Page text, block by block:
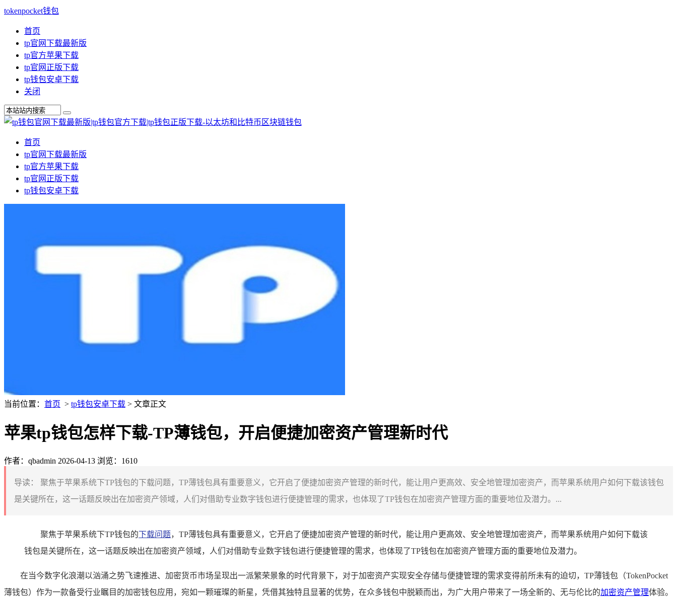
tokenpocket钱包
首页
tp官网下载最新版
tp官方苹果下载
tp官网正版下载
tp钱包安卓下载
关闭
首页
tp官网下载最新版
tp官方苹果下载
tp官网正版下载
tp钱包安卓下载
当前位置： 首页 > tp钱包安卓下载 > 文章正文
苹果tp钱包怎样下载-TP薄钱包，开启便捷加密资产管理新时代
作者：qbadmin 2026-04-13 浏览：1610
导读：
聚焦于苹果系统下TP钱包的下载问题，TP薄钱包具有重要意义，它开启了便捷加密资产管理的新时代，能让用户更高效、安全地管理加密资产，而苹果系统用户如何下载该钱包
是关键所在，这一话题反映出在加密资产领域，人们对借助专业数字钱包进行便捷管理的需求，也体现了TP钱包在加密资产管理方面的重要地位及潜力。...
聚焦于苹果系统下TP钱包的下载问题，TP薄钱包具有重要意义，它开启了便捷加密资产管理的新时代，能让用户更高效、安全地管理加密资产，而苹果系统用户如何下载该
钱包是关键所在，这一话题反映出在加密资产领域，人们对借助专业数字钱包进行便捷管理的需求，也体现了TP钱包在加密资产管理方面的重要地位及潜力。
在当今数字化浪潮以汹涌之势飞速推进、加密货币市场呈现出一派繁荣景象的时代背景下，对于加密资产实现安全存储与便捷管理的需求变得前所未有的迫切，TP薄钱包（TokenPocket
薄钱包）作为一款备受行业瞩目的加密钱包应用，宛如一颗璀璨的新星，凭借其独特且显著的优势，在众多钱包中脱颖而出，为广大用户带来了一场全新的、无与伦比的加密资产管理体验。